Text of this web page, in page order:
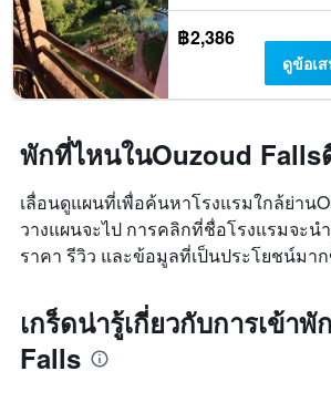
฿2,386
ดูข้อเ
พักที่ไหนในOuzoud Falls
เลื่อนดูแผนที่เพื่อค้นหาโรงแรมใกล้ย่าน
วางแผนจะไป การคลิกที่ชื่อโรงแรมจะ
ราคา รีวิว และข้อมูลที่เป็นประโยชน์มา
เกร็ดน่ารู้เกี่ยวกับการเข้า
Falls